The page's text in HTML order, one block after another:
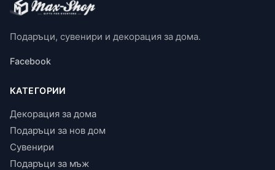
Подаръци, сувенири и декорация за дома.
Facebook
КАТЕГОРИИ
Декорация за дома
Подаръци за нов дом
Сувенири
Подаръци за мъж